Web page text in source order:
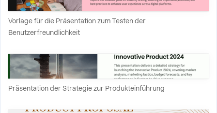
Vorlage für die Präsentation zum Testen der
Benutzerfreundlichkeit
Präsentation der Strategie zur Produkteinführung